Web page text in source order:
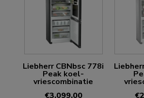
Liebherr CBNbsc 778i
Peak koel-
vriescombinatie
€3.099,00
€